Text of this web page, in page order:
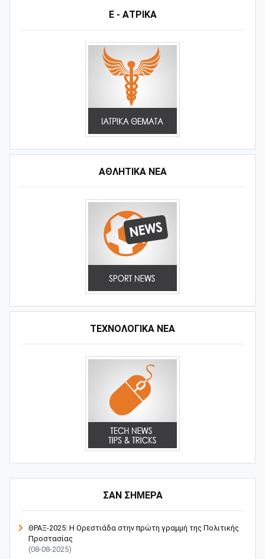
Ε - ΑΤΡΙΚΑ
ΑΘΛΗΤΙΚΆ ΝΈΑ
ΤΕΧΝΟΛΟΓΙΚΑ ΝΕΑ
ΣΑΝ ΣΗΜΕΡΑ
ΘΡΑΞ-2025: Η Ορεστιάδα στην πρώτη γραμμή της Πολιτικής
Προστασίας
(08-08-2025)